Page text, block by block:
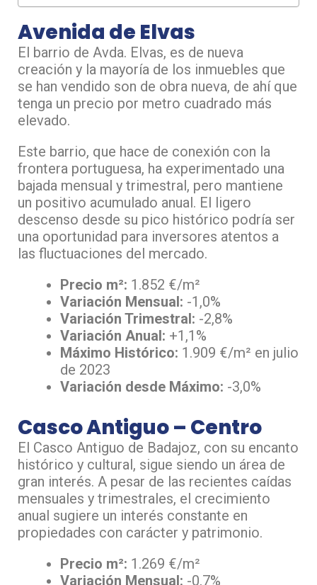
Avenida de Elvas
El barrio de Avda. Elvas, es de nueva
creación y la mayoría de los inmuebles que
se han vendido son de obra nueva, de ahí que
tenga un precio por metro cuadrado más
elevado.
Este barrio, que hace de conexión con la
frontera portuguesa, ha experimentado una
bajada mensual y trimestral, pero mantiene
un positivo acumulado anual. El ligero
descenso desde su pico histórico podría ser
una oportunidad para inversores atentos a
las fluctuaciones del mercado.
Precio m²: 1.852 €/m²
Variación Mensual: -1,0%
Variación Trimestral: -2,8%
Variación Anual: +1,1%
Máximo Histórico: 1.909 €/m² en julio
de 2023
Variación desde Máximo: -3,0%
Casco Antiguo – Centro
El Casco Antiguo de Badajoz, con su encanto
histórico y cultural, sigue siendo un área de
gran interés. A pesar de las recientes caídas
mensuales y trimestrales, el crecimiento
anual sugiere un interés constante en
propiedades con carácter y patrimonio.
Precio m²: 1.269 €/m²
Variación Mensual: -0,7%